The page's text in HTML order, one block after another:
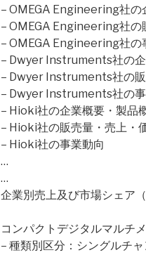
– OMEGA Engineering社の
– OMEGA Engineering社の
– OMEGA Engineering社の
– Dwyer Instruments社の
– Dwyer Instruments社の
– Dwyer Instruments社の
– Hioki社の企業概要・製品
– Hioki社の販売量・売上・
– Hioki社の事業動向
…
…
企業別売上及び市場シェア
コンパクトデジタルマルチ
– 種類別区分：シングルチ